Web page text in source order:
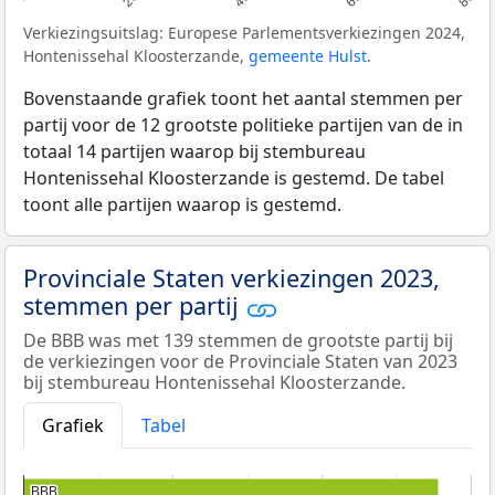
Verkiezingsuitslag: Europese Parlementsverkiezingen 2024,
Hontenissehal Kloosterzande, gemeente Hulst.
Bovenstaande grafiek toont het aantal stemmen per
partij voor de 12 grootste politieke partijen van de in
totaal 14 partijen waarop bij stembureau
Hontenissehal Kloosterzande is gestemd. De tabel
toont alle partijen waarop is gestemd.
Provinciale Staten verkiezingen 2023,
stemmen per partij
De BBB was met 139 stemmen de grootste partij bij
de verkiezingen voor de Provinciale Staten van 2023
bij stembureau Hontenissehal Kloosterzande.
Grafiek
Tabel
BBB
BBB